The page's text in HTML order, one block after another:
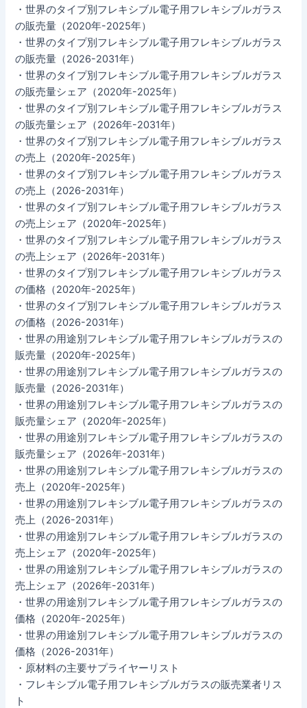
・世界のタイプ別フレキシブル電子用フレキシブルガラス
の販売量（2020年-2025年）
・世界のタイプ別フレキシブル電子用フレキシブルガラス
の販売量（2026-2031年）
・世界のタイプ別フレキシブル電子用フレキシブルガラス
の販売量シェア（2020年-2025年）
・世界のタイプ別フレキシブル電子用フレキシブルガラス
の販売量シェア（2026年-2031年）
・世界のタイプ別フレキシブル電子用フレキシブルガラス
の売上（2020年-2025年）
・世界のタイプ別フレキシブル電子用フレキシブルガラス
の売上（2026-2031年）
・世界のタイプ別フレキシブル電子用フレキシブルガラス
の売上シェア（2020年-2025年）
・世界のタイプ別フレキシブル電子用フレキシブルガラス
の売上シェア（2026年-2031年）
・世界のタイプ別フレキシブル電子用フレキシブルガラス
の価格（2020年-2025年）
・世界のタイプ別フレキシブル電子用フレキシブルガラス
の価格（2026-2031年）
・世界の用途別フレキシブル電子用フレキシブルガラスの
販売量（2020年-2025年）
・世界の用途別フレキシブル電子用フレキシブルガラスの
販売量（2026-2031年）
・世界の用途別フレキシブル電子用フレキシブルガラスの
販売量シェア（2020年-2025年）
・世界の用途別フレキシブル電子用フレキシブルガラスの
販売量シェア（2026年-2031年）
・世界の用途別フレキシブル電子用フレキシブルガラスの
売上（2020年-2025年）
・世界の用途別フレキシブル電子用フレキシブルガラスの
売上（2026-2031年）
・世界の用途別フレキシブル電子用フレキシブルガラスの
売上シェア（2020年-2025年）
・世界の用途別フレキシブル電子用フレキシブルガラスの
売上シェア（2026年-2031年）
・世界の用途別フレキシブル電子用フレキシブルガラスの
価格（2020年-2025年）
・世界の用途別フレキシブル電子用フレキシブルガラスの
価格（2026-2031年）
・原材料の主要サプライヤーリスト
・フレキシブル電子用フレキシブルガラスの販売業者リス
ト